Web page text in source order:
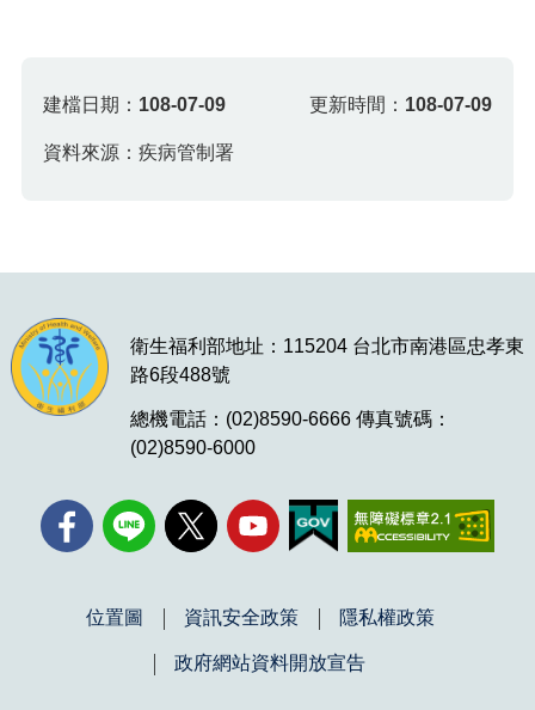
建檔日期： 108-07-09 更新時間： 108-07-09
資料來源：疾病管制署
衛生福利部地址：115204 台北市南港區忠孝東
路6段488號
總機電話：(02)8590-6666 傳真號碼：
(02)8590-6000
位置圖 資訊安全政策 隱私權政策
政府網站資料開放宣告